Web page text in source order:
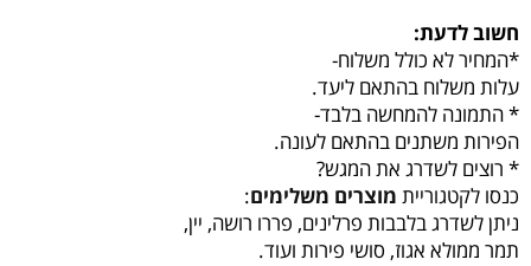
חשוב לדעת:
*המחיר לא כולל משלוח-
עלות משלוח בהתאם ליעד.
* התמונה להמחשה בלבד-
הפירות משתנים בהתאם לעונה.
* רוצים לשדרג את המגש?
כנסו לקטגוריית מוצרים משלימים:
ניתן לשדרג בלבבות פרלינים, פררו רושה, יין,
תמר ממולא אגוז, סושי פירות ועוד.